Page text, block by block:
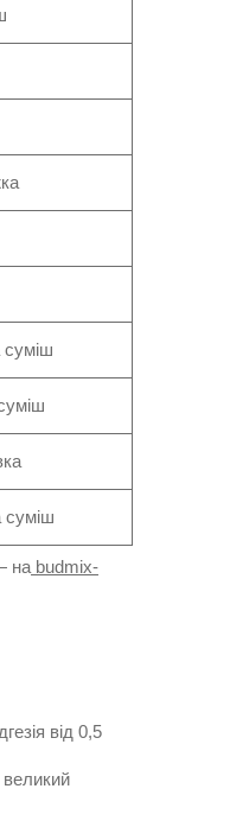
суміш
суміш
на budmix-
від 0,5